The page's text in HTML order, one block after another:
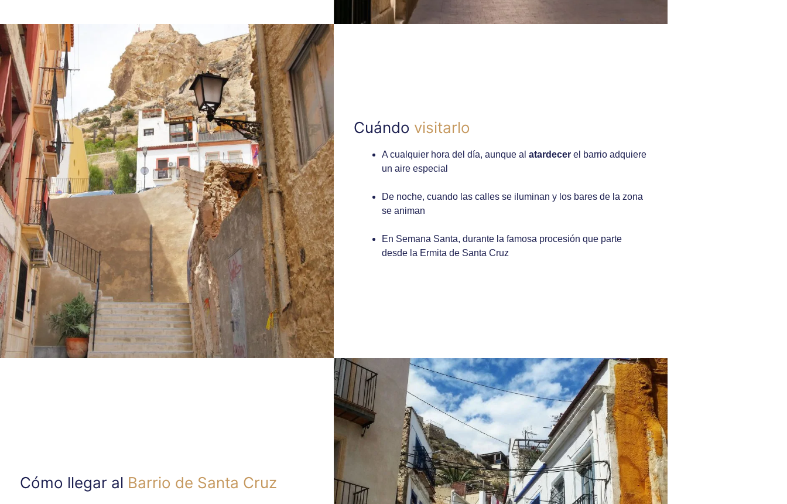
Cuándo visitarlo
A cualquier hora del día, aunque al atardecer el barrio adquiere
un aire especial
De noche, cuando las calles se iluminan y los bares de la zona
se animan
En Semana Santa, durante la famosa procesión que parte
desde la Ermita de Santa Cruz
Cómo llegar al Barrio de Santa Cruz